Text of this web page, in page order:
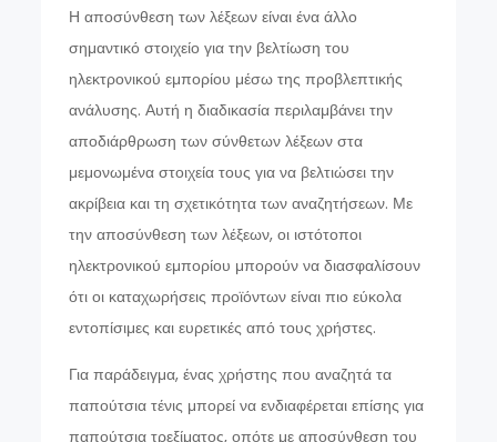
Η αποσύνθεση των λέξεων είναι ένα άλλο
σημαντικό στοιχείο για την βελτίωση του
ηλεκτρονικού εμπορίου μέσω της προβλεπτικής
ανάλυσης. Αυτή η διαδικασία περιλαμβάνει την
αποδιάρθρωση των σύνθετων λέξεων στα
μεμονωμένα στοιχεία τους για να βελτιώσει την
ακρίβεια και τη σχετικότητα των αναζητήσεων. Με
την αποσύνθεση των λέξεων, οι ιστότοποι
ηλεκτρονικού εμπορίου μπορούν να διασφαλίσουν
ότι οι καταχωρήσεις προϊόντων είναι πιο εύκολα
εντοπίσιμες και ευρετικές από τους χρήστες.
Για παράδειγμα, ένας χρήστης που αναζητά τα
παπούτσια τένις μπορεί να ενδιαφέρεται επίσης για
παπούτσια τρεξίματος, οπότε με αποσύνθεση του